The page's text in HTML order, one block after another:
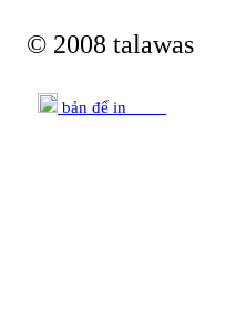
© 2008 talawas
bản để in